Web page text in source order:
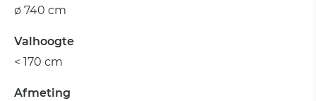
ø 740 cm
Valhoogte
< 170 cm
Afmeting